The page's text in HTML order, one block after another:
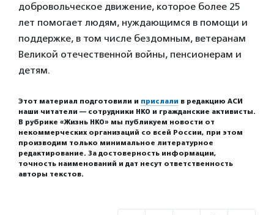
добровольческое движение, которое более 25
лет помогает людям, нуждающимся в помощи и
поддержке, в том числе бездомным, ветеранам
Великой отечественной войны, пенсионерам и
детям.
Этот материал подготовили и прислали в редакцию АСИ
наши читатели — сотрудники НКО и гражданские активисты.
В рубрике «Жизнь НКО» мы публикуем новости от
некоммерческих организаций со всей России, при этом
производим только минимальное литературное
редактирование. За достоверность информации,
точность наименований и дат несут ответственность
авторы текстов.